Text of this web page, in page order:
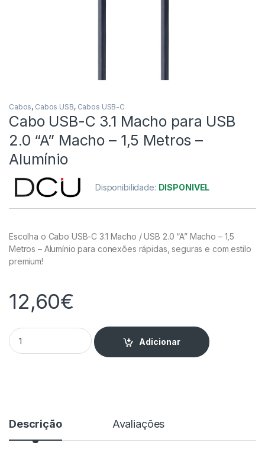
Cabos, Cabos USB, Cabos USB-C
Cabo USB-C 3.1 Macho para USB
2.0 “A” Macho – 1,5 Metros –
Alumínio
Disponibilidade: DISPONIVEL
Escolha o Cabo USB-C 3.1 Macho / USB 2.0 “A” Macho – 1,5
Metros – Alumínio para conexões rápidas, seguras e com estilo
premium!
12,60€
Cabo USB-C 3.1 Macho para USB 2.0 "A" Macho - 1,5 Metros
Adicionar
Descrição Avaliações